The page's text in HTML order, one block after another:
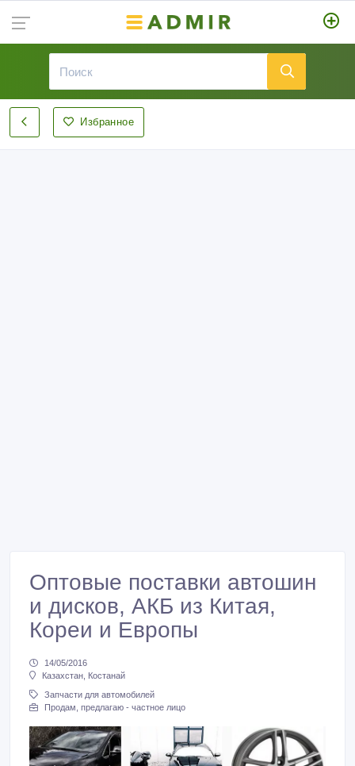
Избранное
Оптовые поставки автошин
и дисков, АКБ из Китая,
Кореи и Европы
14/05/2016
Казахстан, Костанай
Запчасти для автомобилей
Продам, предлагаю - частное лицо